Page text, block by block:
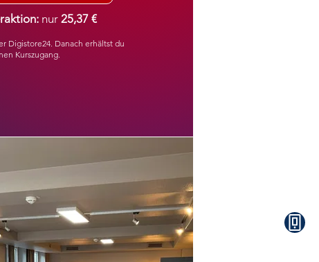
nur 25,37 €
Digistore24. Danach erhältst du
Kurszugang.